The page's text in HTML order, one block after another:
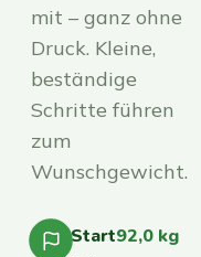
mit – ganz ohne
Druck. Kleine,
beständige
Schritte führen
zum
Wunschgewicht.
Start92,0 kg